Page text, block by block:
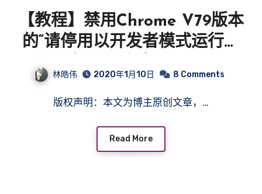
【教程】禁用Chrome V79版本
的“请停用以开发者模式运行的
林皓伟 2020年1月10日 8 Comments
版权声明：本文为博主原创文章，…
Read More